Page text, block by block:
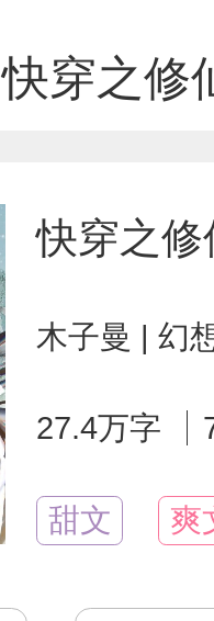
快穿之修
快穿之
木子曼 | 幻
27.4万字
甜文 爽